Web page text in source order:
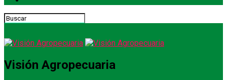
Visión Agropecuaria